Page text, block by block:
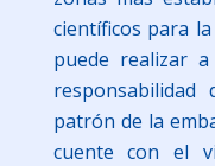
científicos para
puede realizar
patrón de la
cuente con el